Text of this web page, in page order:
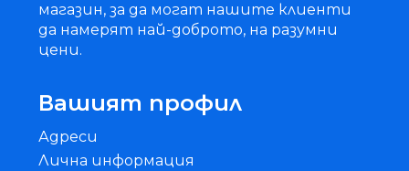
магазин, за да могат нашите клиенти
да намерят най-доброто, на разумни
цени.
Вашият профил
Адреси
Лична информация